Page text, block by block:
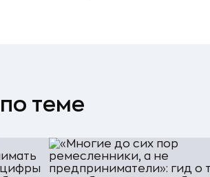
теме